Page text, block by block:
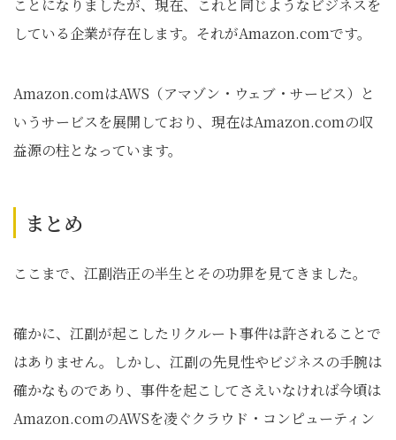
ことになりましたが、現在、これと同じようなビジネスを
している企業が存在します。それがAmazon.comです。
Amazon.comはAWS（アマゾン・ウェブ・サービス）と
いうサービスを展開しており、現在はAmazon.comの収
益源の柱となっています。
まとめ
ここまで、江副浩正の半生とその功罪を見てきました。
確かに、江副が起こしたリクルート事件は許されることで
はありません。しかし、江副の先見性やビジネスの手腕は
確かなものであり、事件を起こしてさえいなければ今頃は
Amazon.comのAWSを凌ぐクラウド・コンピューティン